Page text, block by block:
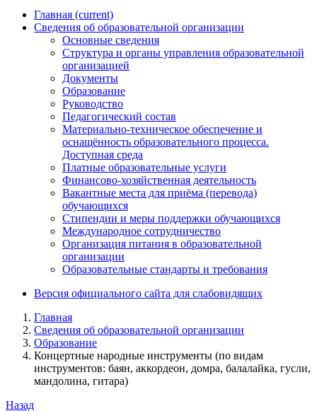
Главная (current)
Сведения об образовательной организации
Основные сведения
Структура и органы управления образовательной
организацией
Документы
Образование
Руководство
Педагогический состав
Материально-техническое обеспечение и
оснащённость образовательного процесса.
Доступная среда
Платные образовательные услуги
Финансово-хозяйственная деятельность
Вакантные места для приёма (перевода)
обучающихся
Стипендии и меры поддержки обучающихся
Международное сотрудничество
Организация питания в образовательной
организации
Образовательные стандарты и требования
Версия официального сайта для слабовидящих
Главная
Сведения об образовательной организации
Образование
Концертные народные инструменты (по видам
инструментов: баян, аккордеон, домра, балалайка, гусли,
мандолина, гитара)
Назад